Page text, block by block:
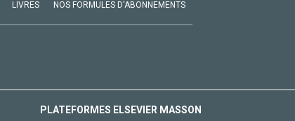
LIVRES NOS FORMULES D'ABONNEMENTS
PLATEFORMES ELSEVIER MASSON